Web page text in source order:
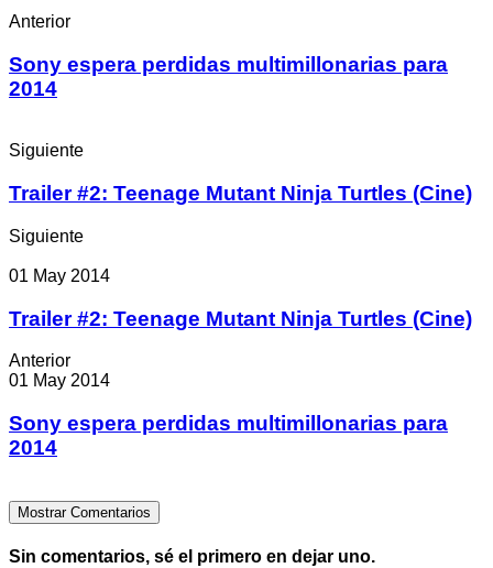
Anterior
Sony espera perdidas multimillonarias para
2014
Siguiente
Trailer #2: Teenage Mutant Ninja Turtles (Cine)
Siguiente
01 May 2014
Trailer #2: Teenage Mutant Ninja Turtles (Cine)
Anterior
01 May 2014
Sony espera perdidas multimillonarias para
2014
Mostrar Comentarios
Sin comentarios, sé el primero en dejar uno.